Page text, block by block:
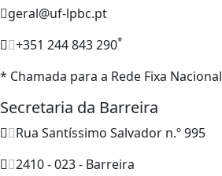
geral@uf-lpbc.pt
+351 244 843 290*
* Chamada para a Rede Fixa Nacional
Secretaria da Barreira
Rua Santíssimo Salvador n.º 995
2410 - 023 - Barreira